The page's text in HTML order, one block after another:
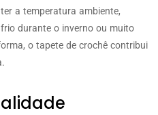
a temperatura ambiente,
durante o inverno ou muito
o tapete de crochê contribui